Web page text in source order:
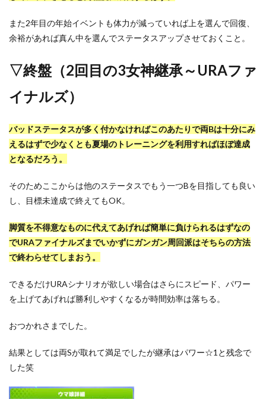
また2年目の年始イベントも体力が減っていれば上を選んで回復、
余裕があれば真ん中を選んでステータスアップさせておくこと。
▽終盤（2回目の3女神継承～URAファ
イナルズ）
バッドステータスが多く付かなければこのあたりで両Bは十分にみ
えるはずで少なくとも夏場のトレーニングを利用すればほぼ達成
となるだろう。
そのためここからは他のステータスでもう一つBを目指しても良い
し、目標未達成で終えてもOK。
脚質を不得意なものに代えてあげれば簡単に負けられるはずなの
でURAファイナルズまでいかずにガンガン周回派はそちらの方法
で終わらせてしまおう。
できるだけURAシナリオが欲しい場合はさらにスピード、パワー
を上げてあげれば勝利しやすくなるが時間効率は落ちる。
おつかれさまでした。
結果としては両Sが取れて満足でしたが継承はパワー☆1と残念で
した笑